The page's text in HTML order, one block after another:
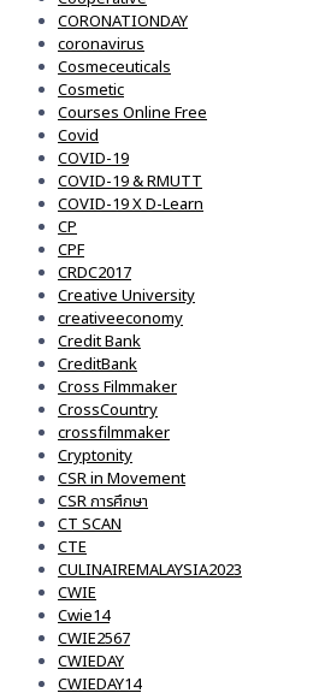
CORONATIONDAY
coronavirus
Cosmeceuticals
Cosmetic
Courses Online Free
Covid
COVID-19
COVID-19 & RMUTT
COVID-19 X D-Learn
CP
CPF
CRDC2017
Creative University
creativeeconomy
Credit Bank
CreditBank
Cross Filmmaker
CrossCountry
crossfilmmaker
Cryptonity
CSR in Movement
CSR การศึกษา
CT SCAN
CTE
CULINAIREMALAYSIA2023
CWIE
Cwie14
CWIE2567
CWIEDAY
CWIEDAY14